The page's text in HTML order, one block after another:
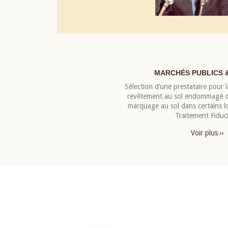
MARCHÉS PUBLICS
Sélection d’une prestataire pour
revêtement au sol endommagé
marquage au sol dans certains
Traitement
Voir plus ››